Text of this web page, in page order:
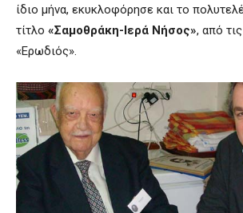
ίδιο μήνα, εκυκλοφόρησε και το
τίτλο «Σαμοθράκη-Ιερά Νήσος», από
«Ερωδιός».